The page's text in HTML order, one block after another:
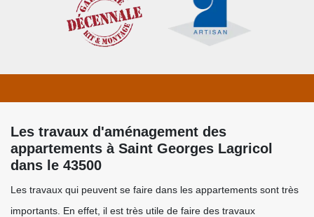
Les travaux d'aménagement des
appartements à Saint Georges Lagricol
dans le 43500
Les travaux qui peuvent se faire dans les appartements sont très
importants. En effet, il est très utile de faire des travaux